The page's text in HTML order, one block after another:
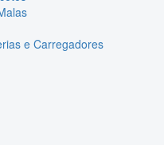
e Carregadores